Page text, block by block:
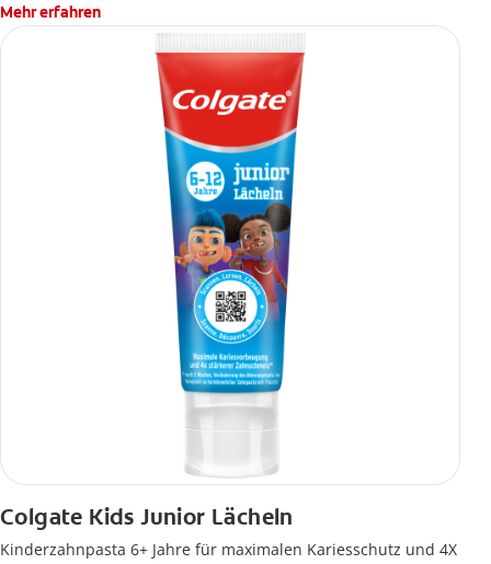
Mehr erfahren
Colgate Kids Junior Lächeln
Kinderzahnpasta 6+ Jahre für maximalen Kariesschutz und 4X